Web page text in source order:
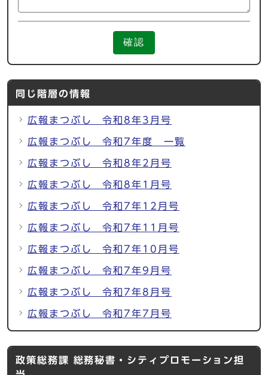
確認
同じ階層の情報
広報まつぶし 令和8年3月号
広報まつぶし 令和7年度 一覧
広報まつぶし 令和8年2月号
広報まつぶし 令和8年1月号
広報まつぶし 令和7年12月号
広報まつぶし 令和7年11月号
広報まつぶし 令和7年10月号
広報まつぶし 令和7年9月号
広報まつぶし 令和7年8月号
広報まつぶし 令和7年7月号
政策総務課 総務秘書・シティプロモーション担